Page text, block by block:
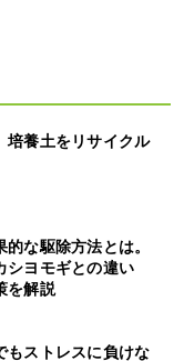
養土をリサイクル
な駆除方法とは。
シヨモギとの違い
を解説
もストレスに負けな